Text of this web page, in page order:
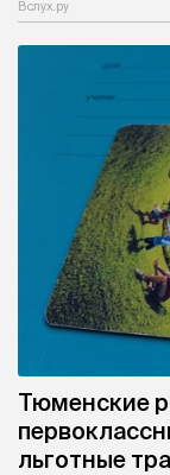
Вслух.ру
Тюменские
льготные